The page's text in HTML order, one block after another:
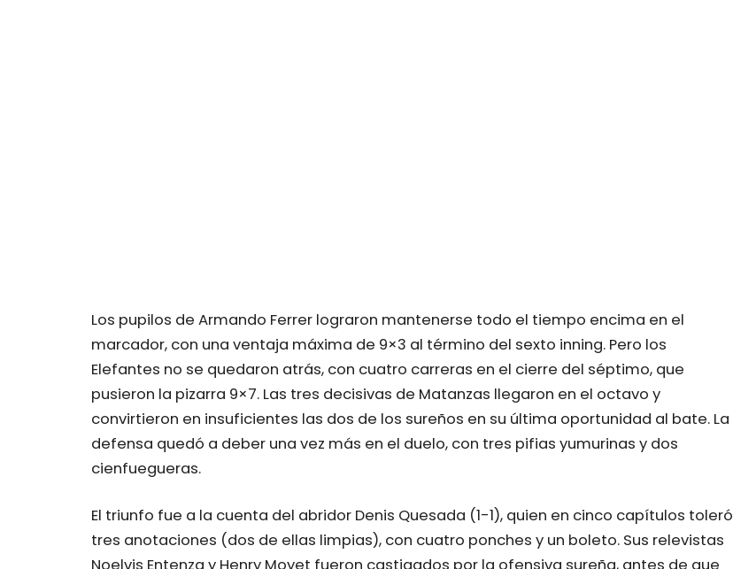
Los pupilos de Armando Ferrer lograron mantenerse todo el tiempo encima en el
marcador, con una ventaja máxima de 9×3 al término del sexto inning. Pero los
Elefantes no se quedaron atrás, con cuatro carreras en el cierre del séptimo, que
pusieron la pizarra 9×7. Las tres decisivas de Matanzas llegaron en el octavo y
convirtieron en insuficientes las dos de los sureños en su última oportunidad al bate. La
defensa quedó a deber una vez más en el duelo, con tres pifias yumurinas y dos
cienfuegueras.
El triunfo fue a la cuenta del abridor Denis Quesada (1-1), quien en cinco capítulos toleró
tres anotaciones (dos de ellas limpias), con cuatro ponches y un boleto. Sus relevistas